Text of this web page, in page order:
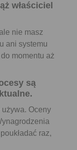
właściciel
nie masz
ani systemu
momentu aż
są
używa. Oceny
raz,